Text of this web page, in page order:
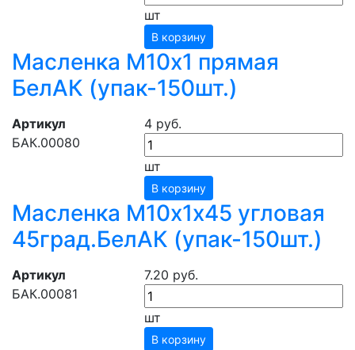
шт
В корзину
Масленка М10х1 прямая
БелАК (упак-150шт.)
Артикул
БАК.00080
4 руб.
шт
В корзину
Масленка М10х1х45 угловая
45град.БелАК (упак-150шт.)
Артикул
БАК.00081
7.20 руб.
шт
В корзину